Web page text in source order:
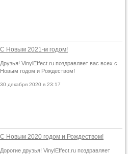
С Новым 2021-м годом!
Друзья! VinylEffect.ru поздравляет вас всех с
Новым годом и Рождеством!
30 декабря 2020 в 23:17
С Новым 2020 годом и Рождеством!
Дорогие друзья! VinylEffect.ru поздравляет